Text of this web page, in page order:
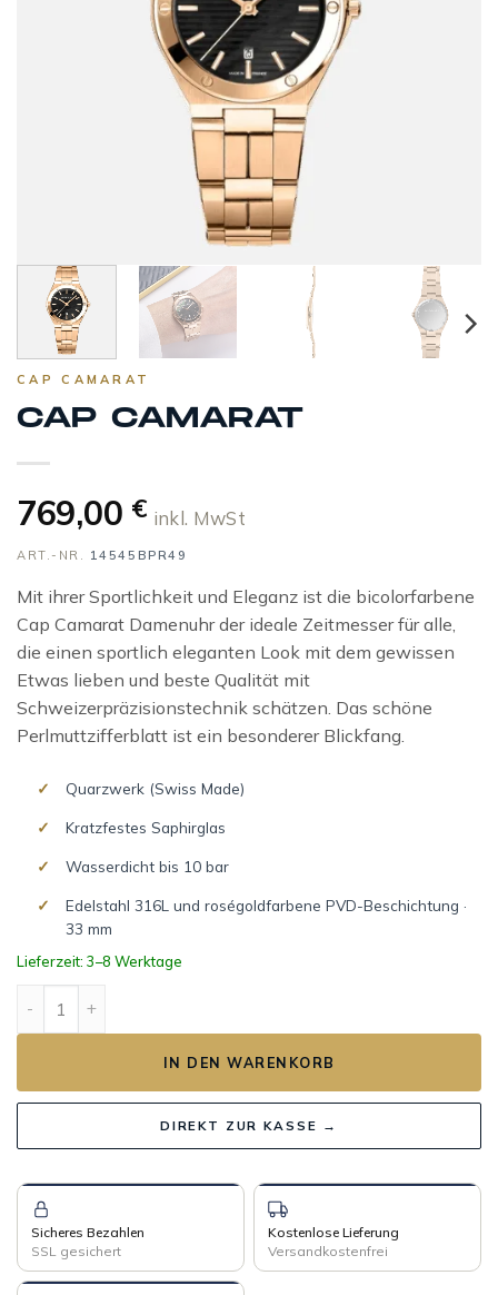
CAP CAMARAT
CAP CAMARAT
769,00 € inkl. MwSt
ART.-NR. 14545BPR49
Mit ihrer Sportlichkeit und Eleganz ist die bicolorfarbene
Cap Camarat Damenuhr der ideale Zeitmesser für alle,
die einen sportlich eleganten Look mit dem gewissen
Etwas lieben und beste Qualität mit
Schweizerpräzisionstechnik schätzen. Das schöne
Perlmuttzifferblatt ist ein besonderer Blickfang.
Quarzwerk (Swiss Made)
Kratzfestes Saphirglas
Wasserdicht bis 10 bar
Edelstahl 316L und roségoldfarbene PVD-Beschichtung ·
33 mm
Lieferzeit: 3–8 Werktage
IN DEN WARENKORB
DIREKT ZUR KASSE →
Sicheres Bezahlen
SSL gesichert
Kostenlose Lieferung
Versandkostenfrei